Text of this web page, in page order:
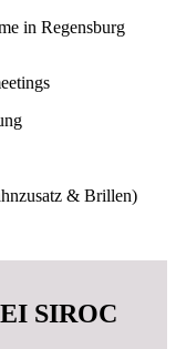
in Regensburg
& Brillen)
SIROC